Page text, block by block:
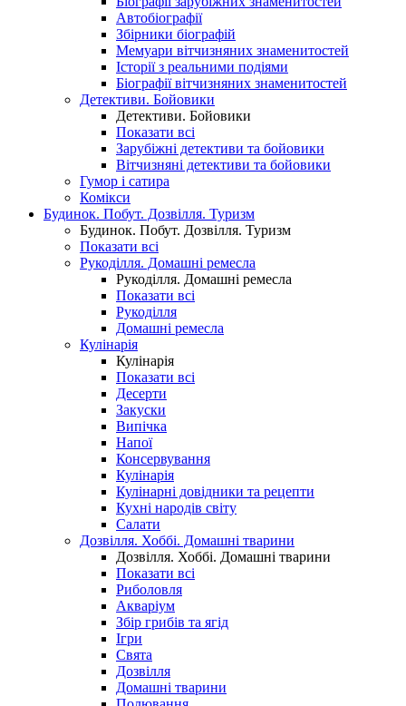
Автобіографії
Збірники біографій
Мемуари вітчизняних знаменитостей
Історії з реальними подіями
Біографії вітчизняних знаменитостей
Детективи. Бойовики
Детективи. Бойовики
Показати всі
Зарубіжні детективи та бойовики
Вітчизняні детективи та бойовики
Гумор і сатира
Комікси
Будинок. Побут. Дозвілля. Туризм
Будинок. Побут. Дозвілля. Туризм
Показати всі
Рукоділля. Домашні ремесла
Рукоділля. Домашні ремесла
Показати всі
Рукоділля
Домашні ремесла
Кулінарія
Кулінарія
Показати всі
Десерти
Закуски
Випічка
Напої
Консервування
Кулінарія
Кулінарні довідники та рецепти
Кухні народів світу
Салати
Дозвілля. Хоббі. Домашні тварини
Дозвілля. Хоббі. Домашні тварини
Показати всі
Риболовля
Акваріум
Збір грибів та ягід
Ігри
Свята
Дозвілля
Домашні тварини